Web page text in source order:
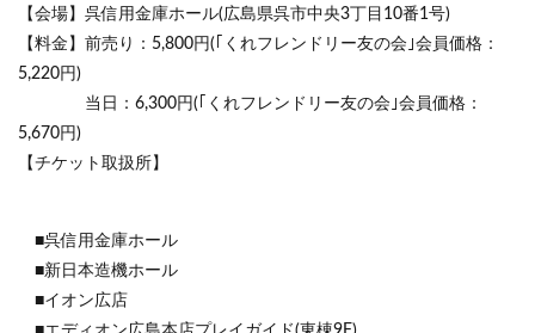
【会場】呉信用金庫ホール(広島県呉市中央3丁目10番1号)
【料金】前売り：5,800円(｢くれフレンドリー友の会｣会員価格：
5,220円)
当日：6,300円(｢くれフレンドリー友の会｣会員価格：
5,670円)
【チケット取扱所】
■呉信用金庫ホール
■新日本造機ホール
■イオン広店